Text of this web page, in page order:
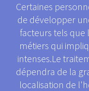
Certaines
de développer
facteurs tels que
métiers qui
intenses.Le
dépendra de la
localisation de